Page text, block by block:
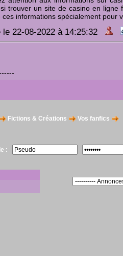
trouver un site de casino en ligne
ces informations spécialement pour
22-08-2022 à 14:25:32
Fictions & Créations
Vos fanfics
: